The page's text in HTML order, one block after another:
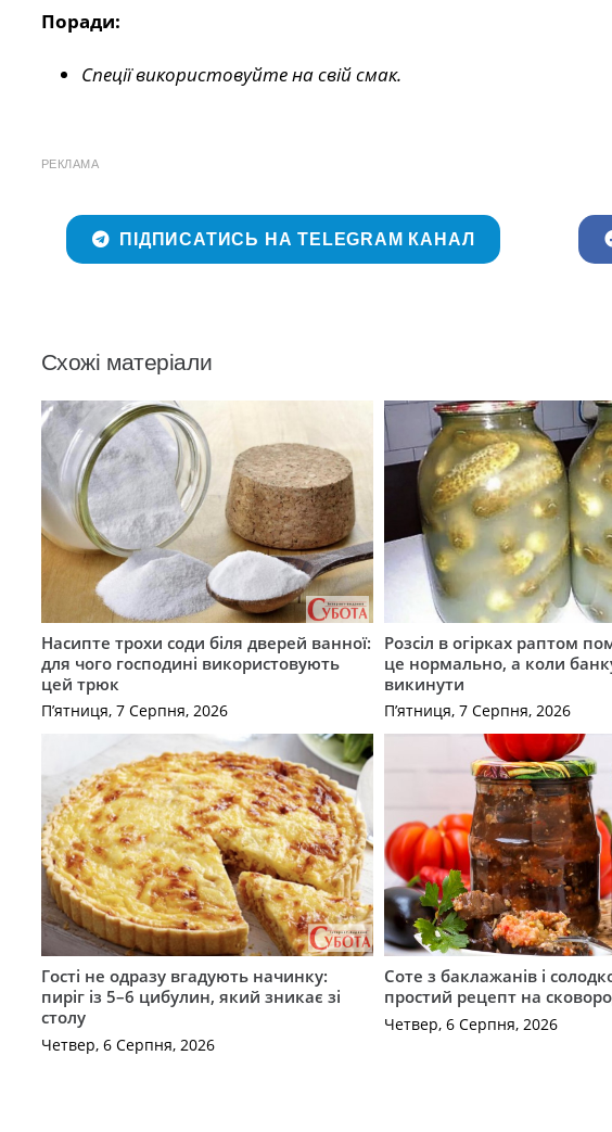
Поради:
Спеції використовуйте на свій смак.
РЕКЛАМА
ПІДПИСАТИСЬ НА TELEGRAM КАНАЛ
Схожі матеріали
Насипте трохи соди біля дверей ванної:
для чого господині використовують
цей трюк
П’ятниця, 7 Серпня, 2026
Розсіл в огірках раптом
це нормально, а коли
викинути
П’ятниця, 7 Серпня, 2026
Гості не одразу вгадують начинку:
пиріг із 5–6 цибулин, який зникає зі
столу
Четвер, 6 Серпня, 2026
Соте з баклажанів і
простий рецепт на
Четвер, 6 Серпня, 2026